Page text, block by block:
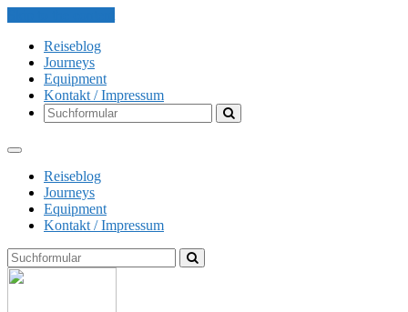
Reiseblog
Journeys
Equipment
Kontakt / Impressum
Search
Reiseblog
Journeys
Equipment
Kontakt / Impressum
Search